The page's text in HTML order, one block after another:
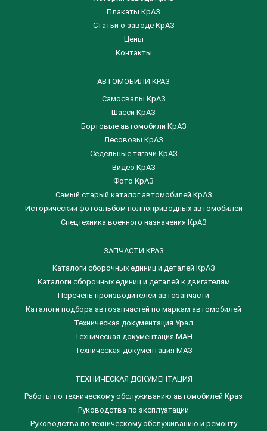
Плакаты КрАЗ
Статьи о заводе КрАЗ
Цены
Контакты
АВТОМОБИЛИ КРАЗ
Самосвалы КрАЗ
Шасси КрАЗ
Бортовые автомобили КрАЗ
Лесовозы КрАЗ
Седельные тягачи КрАЗ
Видео КрАЗ
Фото КрАЗ
Самый старый каталог автомобилей КрАЗ
Исторический фотоальбом полноприводных автомобилей
Спецтехника военного назначения КрАЗ
ЗАПЧАСТИ КРАЗ
Каталоги сборочных единиц и деталей КрАЗ
​Каталоги сборочных единиц и деталей к двигателям
Перечень производителей автозапчасти
Каталоги подбора автозапчастей по маркам автомобилей
Техническая документация Урал
Техническая документация МАН
Техническая документация МАЗ
ТЕХНИЧЕСКАЯ ДОКУМЕНТАЦИЯ
Работы по техническому обслуживанию автомобилей Краз
Руководства по эксплуатации
Руководства по техническому обслуживанию и ремонту